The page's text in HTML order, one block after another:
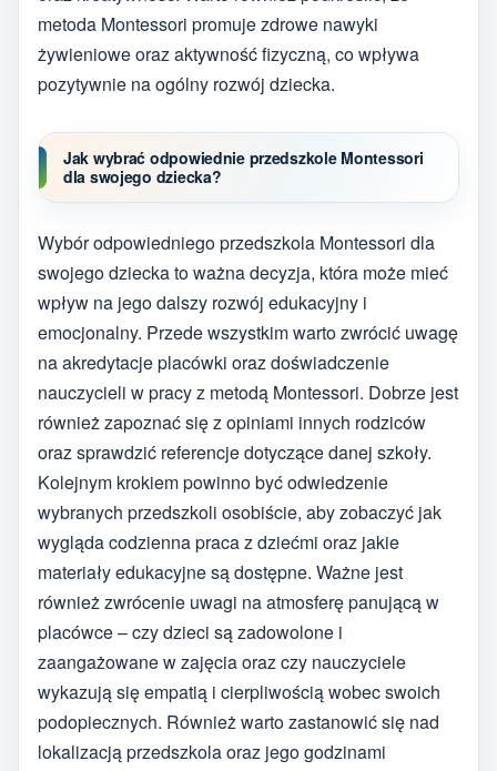
metoda Montessori promuje zdrowe nawyki
żywieniowe oraz aktywność fizyczną, co wpływa
pozytywnie na ogólny rozwój dziecka.
Jak wybrać odpowiednie przedszkole Montessori
dla swojego dziecka?
Wybór odpowiedniego przedszkola Montessori dla
swojego dziecka to ważna decyzja, która może mieć
wpływ na jego dalszy rozwój edukacyjny i
emocjonalny. Przede wszystkim warto zwrócić uwagę
na akredytacje placówki oraz doświadczenie
nauczycieli w pracy z metodą Montessori. Dobrze jest
również zapoznać się z opiniami innych rodziców
oraz sprawdzić referencje dotyczące danej szkoły.
Kolejnym krokiem powinno być odwiedzenie
wybranych przedszkoli osobiście, aby zobaczyć jak
wygląda codzienna praca z dziećmi oraz jakie
materiały edukacyjne są dostępne. Ważne jest
również zwrócenie uwagi na atmosferę panującą w
placówce – czy dzieci są zadowolone i
zaangażowane w zajęcia oraz czy nauczyciele
wykazują się empatią i cierpliwością wobec swoich
podopiecznych. Również warto zastanowić się nad
lokalizacją przedszkola oraz jego godzinami